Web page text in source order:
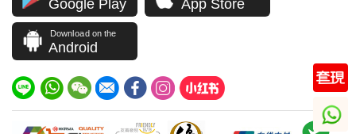
Google Play App Store
Download on the
Android